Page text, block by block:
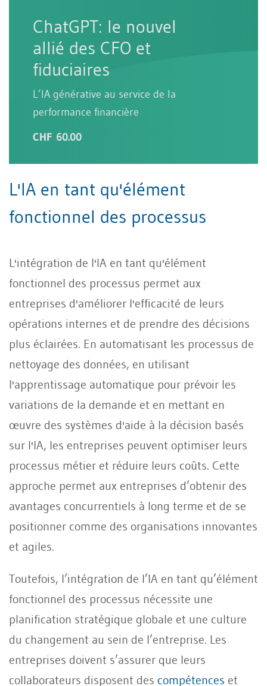
ChatGPT: le nouvel
allié des CFO et
fiduciaires
L’IA générative au service de la
performance financière
CHF 60.00
L'IA en tant qu'élément
fonctionnel des processus
L'intégration de l'IA en tant qu'élément
fonctionnel des processus permet aux
entreprises d'améliorer l'efficacité de leurs
opérations internes et de prendre des décisions
plus éclairées. En automatisant les processus de
nettoyage des données, en utilisant
l'apprentissage automatique pour prévoir les
variations de la demande et en mettant en
œuvre des systèmes d'aide à la décision basés
sur l'IA, les entreprises peuvent optimiser leurs
processus métier et réduire leurs coûts. Cette
approche permet aux entreprises d’obtenir des
avantages concurrentiels à long terme et de se
positionner comme des organisations innovantes
et agiles.
Toutefois, l’intégration de l’IA en tant qu’élément
fonctionnel des processus nécessite une
planification stratégique globale et une culture
du changement au sein de l’entreprise. Les
entreprises doivent s’assurer que leurs
collaborateurs disposent des compétences et